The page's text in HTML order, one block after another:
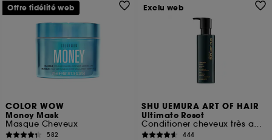
COLOR WOW
Money Mask
Masque Cheveux
582
Offre fidélité web
SHU UEMURA ART OF HAIR
Ultimate Reset
Conditioner cheveux très abîmés
444
Exclu web